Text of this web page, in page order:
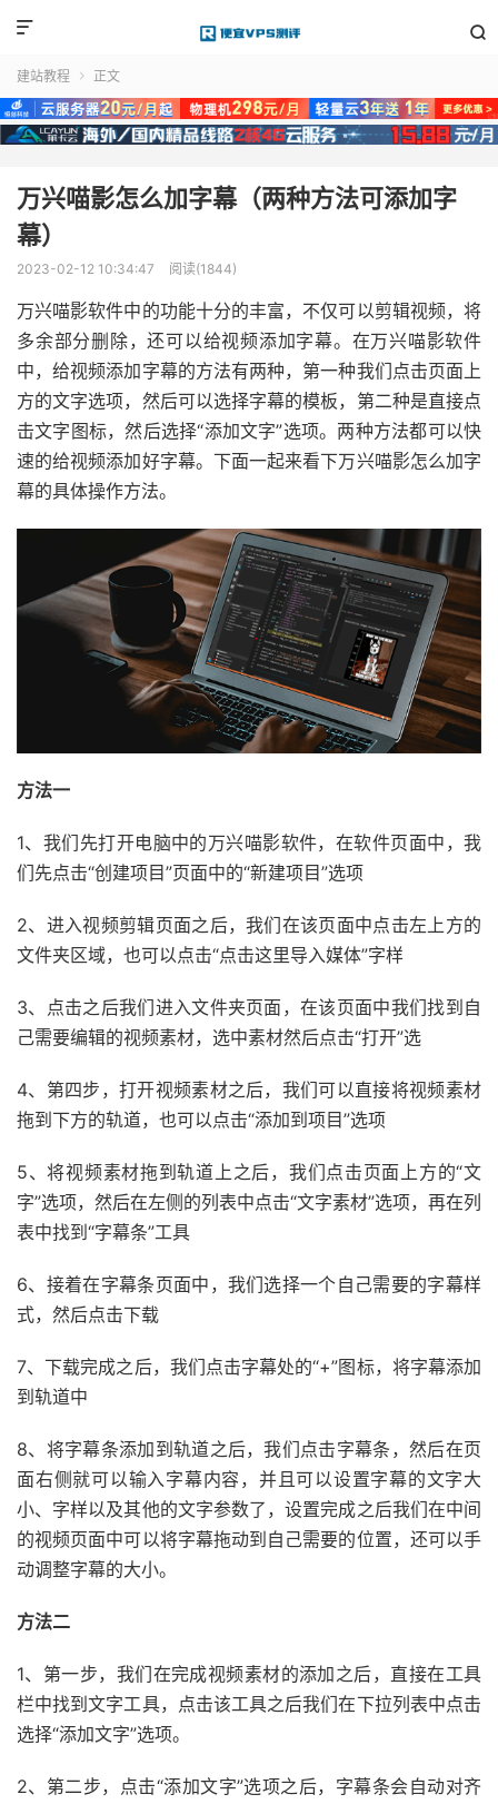


建站教程  正文
万兴喵影怎么加字幕（两种方法可添加字
幕）
2023-02-12 10:34:47 阅读(1844)
万兴喵影软件中的功能十分的丰富，不仅可以剪辑视频，将
多余部分删除，还可以给视频添加字幕。在万兴喵影软件
中，给视频添加字幕的方法有两种，第一种我们点击页面上
方的文字选项，然后可以选择字幕的模板，第二种是直接点
击文字图标，然后选择“添加文字”选项。两种方法都可以快
速的给视频添加好字幕。下面一起来看下万兴喵影怎么加字
幕的具体操作方法。
方法一
1、我们先打开电脑中的万兴喵影软件，在软件页面中，我
们先点击“创建项目”页面中的“新建项目”选项
2、进入视频剪辑页面之后，我们在该页面中点击左上方的
文件夹区域，也可以点击“点击这里导入媒体”字样
3、点击之后我们进入文件夹页面，在该页面中我们找到自
己需要编辑的视频素材，选中素材然后点击“打开”选
4、第四步，打开视频素材之后，我们可以直接将视频素材
拖到下方的轨道，也可以点击“添加到项目”选项
5、将视频素材拖到轨道上之后，我们点击页面上方的“文
字”选项，然后在左侧的列表中点击“文字素材”选项，再在列
表中找到“字幕条”工具
6、接着在字幕条页面中，我们选择一个自己需要的字幕样
式，然后点击下载
7、下载完成之后，我们点击字幕处的“+”图标，将字幕添加
到轨道中
8、将字幕条添加到轨道之后，我们点击字幕条，然后在页
面右侧就可以输入字幕内容，并且可以设置字幕的文字大
小、字样以及其他的文字参数了，设置完成之后我们在中间
的视频页面中可以将字幕拖动到自己需要的位置，还可以手
动调整字幕的大小。
方法二
1、第一步，我们在完成视频素材的添加之后，直接在工具
栏中找到文字工具，点击该工具之后我们在下拉列表中点击
选择“添加文字”选项。
2、第二步，点击“添加文字”选项之后，字幕条会自动对齐